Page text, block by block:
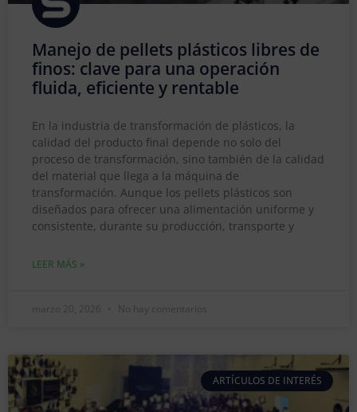
Manejo de pellets plásticos libres de
finos: clave para una operación
fluida, eficiente y rentable
En la industria de transformación de plásticos, la
calidad del producto final depende no solo del
proceso de transformación, sino también de la calidad
del material que llega a la máquina de
transformación. Aunque los pellets plásticos son
diseñados para ofrecer una alimentación uniforme y
consistente, durante su producción, transporte y
LEER MÁS »
marzo 20, 2026 No hay comentarios
ARTÍCULOS DE INTERÉS